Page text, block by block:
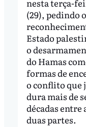
nesta terça-
(29), pedindo o
Estado
o
do Hamas
formas de
o conflito que
dura mais de
décadas entre
duas partes.